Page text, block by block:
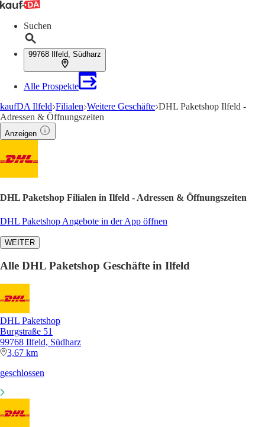
Suchen
99768 Ilfeld, Südharz
Alle Prospekte
kaufDA Ilfeld Filialen Weitere Geschäfte DHL Paketshop Ilfeld -
Adressen & Öffnungszeiten
Anzeigen
DHL Paketshop Filialen in Ilfeld - Adressen & Öffnungszeiten
DHL Paketshop Angebote in der App öffnen
WEITER
Alle DHL Paketshop Geschäfte in Ilfeld
DHL Paketshop
Burgstraße 51
99768 Ilfeld, Südharz
3,67 km
geschlossen